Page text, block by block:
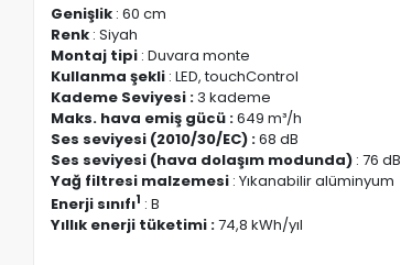
Genişlik : 60 cm
Renk : Siyah
Montaj tipi : Duvara monte
Kullanma şekli : LED, touchControl
Kademe Seviyesi :3 kademe
Maks. hava emiş gücü :649 m³/h
Ses seviyesi (2010/30/EC) :68 dB
Ses seviyesi (hava dolaşım modunda) : 76 dB
Yağ filtresi malzemesi : Yıkanabilir alüminyum
Enerji sınıfı1 : B
Yıllık enerji tüketimi :74,8 kWh/yıl